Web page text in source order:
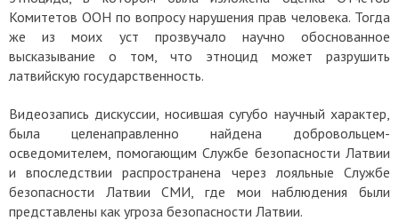
Комитетов ООН по вопросу нарушения прав человека. Тогда
же из моих уст прозвучало научно обоснованное
высказывание о том, что этноцид может разрушить
латвийскую государственность.
Видеозапись дискуссии, носившая сугубо научный характер,
была целенаправленно найдена добровольцем-
осведомителем, помогающим Службе безопасности Латвии
и впоследствии распространена через лояльные Службе
безопасности Латвии СМИ, где мои наблюдения были
представлены как угроза безопасности Латвии.